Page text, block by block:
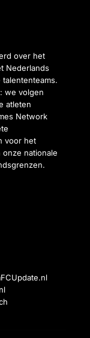
over het
Nederlands
we volgen
atleten
Network
voor het
nationale
FCUpdate.nl